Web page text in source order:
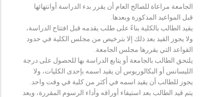
الجامعة مراعاة للصالح العام أن يقرر بدء الدراسة أوانتهائها
قبل المواعيد المذكورة وبعدها.
يقيد الطالب بالكلية بناءً على طلب يقدمه قبل افتتاح الدراسة،
ولا يجوز القيد بعد ذلك إلا بترخيص من مجلس الكلية في حدود
القواعد التي يقررها مجلس الجامعة.
يلتحق الطالب بالجامعة أو يتابع الدراسة بها للحصول على درجة
الليسانس أو البكالوريوس أن يقيد اسمه بإحدى الكليات، ولا
يجوز للطالب أن يقيد اسمه في أكثر من كلية في وقت واحد.
يتم قيد الطالب بعد استيفاء أوراقه وأداء الرسوم المقررة، ويعد